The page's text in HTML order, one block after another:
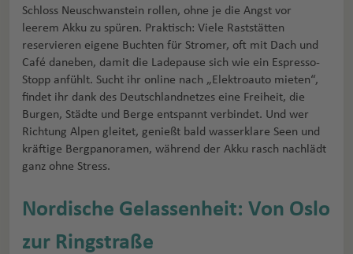
Schloss Neuschwanstein rollen, ohne je die Angst vor
leerem Akku zu spüren. Praktisch: Viele Raststätten
reservieren eigene Buchten für Stromer, oft mit Dach und
Café daneben, damit die Ladepause sich wie ein Espresso-
Stopp anfühlt. Sucht ihr online nach „Elektroauto mieten“,
findet ihr dank des Deutschlandnetzes eine Freiheit, die
Burgen, Städte und Berge entspannt verbindet. Und wer
Richtung Alpen gleitet, genießt bald wasserklare Seen und
kräftige Bergpanoramen, während der Akku rasch nachlädt
ganz ohne Stress.
Nordische Gelassenheit: Von Oslo
zur Ringstraße